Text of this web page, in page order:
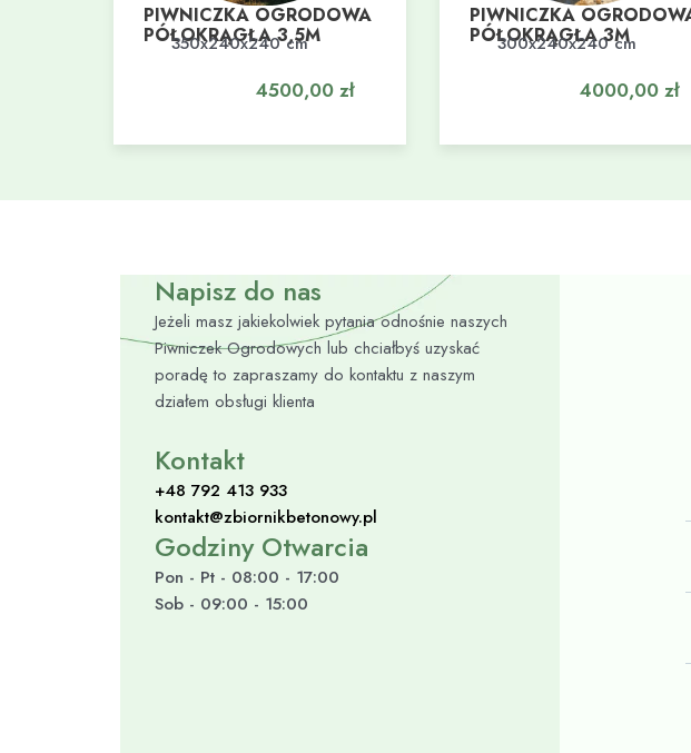
PIWNICZKA OGRODOWA
PÓŁOKRĄGŁA 3,5M
350x240x240 cm
4500,00 zł
Dodaj do koszyka
PIWNICZKA
PÓŁOKRĄGŁA 3M
300x240x240 cm
4000,00 zł
Dodaj do koszyka
Napisz do nas
Jeżeli masz jakiekolwiek pytania odnośnie naszych
Piwniczek Ogrodowych lub chciałbyś uzyskać
poradę to zapraszamy do kontaktu z naszym
działem obsługi klienta
Kontakt
+48 792 413 933
kontakt@zbiornikbetonowy.pl
Godziny Otwarcia
Pon - Pt - 08:00 - 17:00
Sob - 09:00 - 15:00